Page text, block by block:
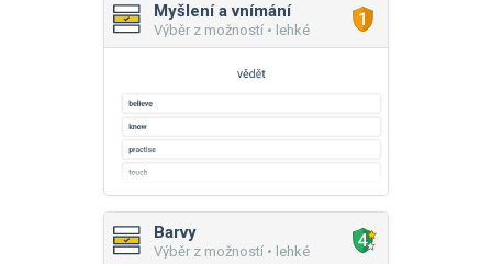
Myšlení a vnímání
Výběr z možností • lehké
Barvy
Výběr z možností • lehké